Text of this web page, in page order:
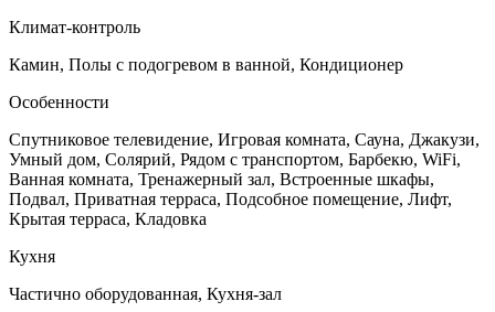
Климат-контроль
Камин, Полы с подогревом в ванной, Кондиционер
Особенности
Спутниковое телевидение, Игровая комната, Сауна, Джакузи,
Умный дом, Солярий, Рядом с транспортом, Барбекю, WiFi,
Ванная комната, Тренажерный зал, Встроенные шкафы,
Подвал, Приватная терраса, Подсобное помещение, Лифт,
Крытая терраса, Кладовка
Кухня
Частично оборудованная, Кухня-зал